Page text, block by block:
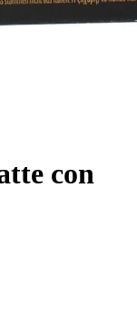
con